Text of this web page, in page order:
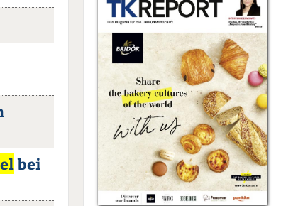
bei